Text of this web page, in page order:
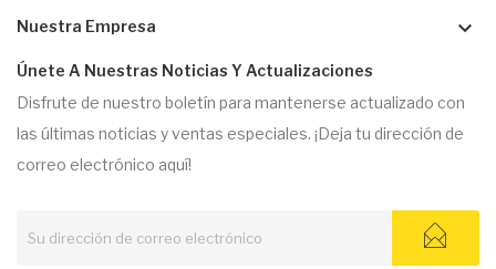
Nuestra Empresa keyboard_arrow_down
Únete A Nuestras Noticias Y Actualizaciones
Disfrute de nuestro boletín para mantenerse actualizado con
las últimas noticias y ventas especiales. ¡Deja tu dirección de
correo electrónico aquí!